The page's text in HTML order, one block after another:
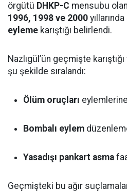
örgütü DHKP-C mensubu
1996, 1998 ve 2000 yıllarında
eyleme karıştığı belirlendi.
Nazlıgül’ün geçmişte
şu şekilde sıralandı:
Ölüm oruçları
Bombalı eylem
Yasadışı pankart asma
Geçmişteki bu ağır